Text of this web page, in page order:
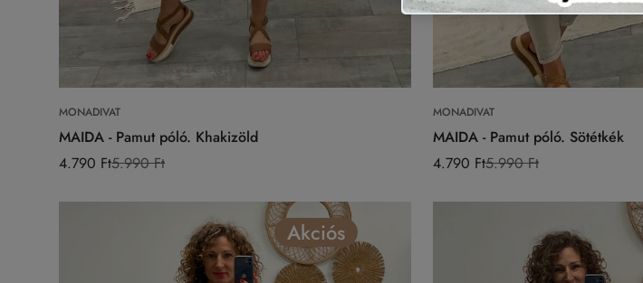
MONADIVAT
MAIDA - Pamut póló. Khakizöld
Eladási
4.790 Ft
Normál 5.990 Ft
MONADIVAT
MAIDA - Pamut póló. Sötétkék
Eladási
4.790 Ft
Normál 5.990 Ft
Akciós